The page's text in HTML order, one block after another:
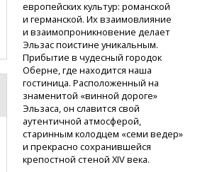
европейских культур: романской
и германской. Их взаимовлияние
и взаимопроникновение делает
Эльзас поистине уникальным.
Прибытие в чудесный городок
Оберне, где находится наша
гостиница. Расположенный на
знаменитой «винной дороге»
Эльзаса, он славится свой
аутентичной атмосферой,
старинным колодцем «семи ведер»
и прекрасно сохранившейся
крепостной стеной XIV века.